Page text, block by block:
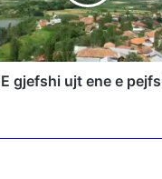
gjefshi ujt ene e